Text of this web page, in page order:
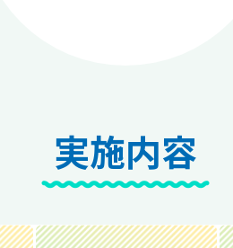
実施内容